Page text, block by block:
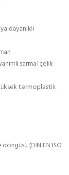
dayanıklı
sarmal çelik
termoplastik
(DIN EN ISO